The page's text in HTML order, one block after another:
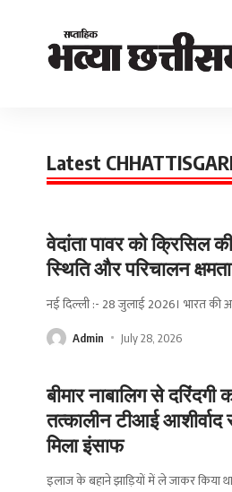
Latest
वेदांता पावर को क्रिसिल
स्थिति और परिचालन क्षमता
नई दिल्ली :- 28 जुलाई 2026। भारत की
Admin July 28, 2026
बीमार नाबालिग से
तत्कालीन टीआई
मिला इंसाफ
इलाज के बहाने झाड़ियों में ले जाकर किया था